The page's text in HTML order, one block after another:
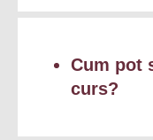
Cum pot
curs?